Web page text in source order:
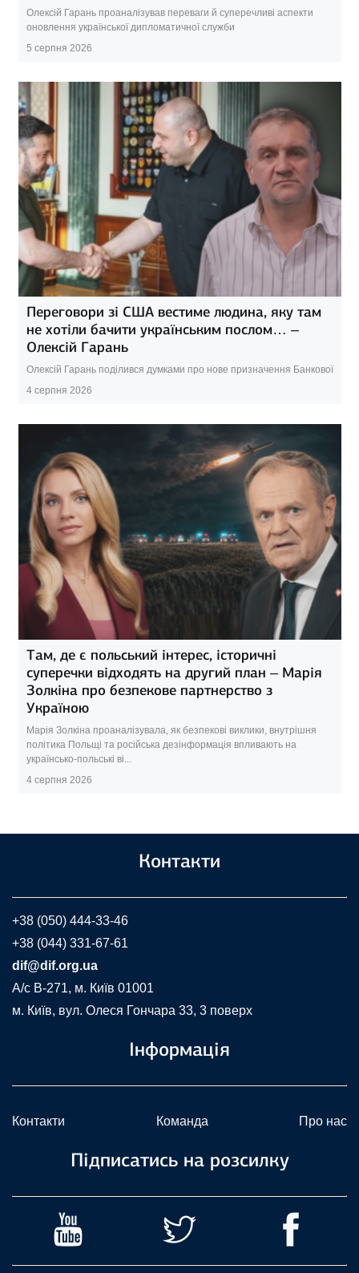
Олексій Гарань проаналізував переваги й суперечливі аспекти
оновлення української дипломатичної служби
5 серпня 2026
Переговори зі США вестиме людина, яку там
не хотіли бачити українським послом… –
Олексій Гарань
Олексій Гарань поділився думками про нове призначення Банкової
4 серпня 2026
Там, де є польський інтерес, історичні
суперечки відходять на другий план – Марія
Золкіна про безпекове партнерство з
Україною
Марія Золкіна проаналізувала, як безпекові виклики, внутрішня
політика Польщі та російська дезінформація впливають на
українсько-польські ві...
4 серпня 2026
Контакти
+38 (050) 444-33-46
+38 (044) 331-67-61
dif@dif.org.ua
A/c В-271, м. Київ 01001
м. Київ, вул. Олеся Гончара 33, 3 поверх
Інформація
Контакти Команда Про нас
Підписатись на розсилку